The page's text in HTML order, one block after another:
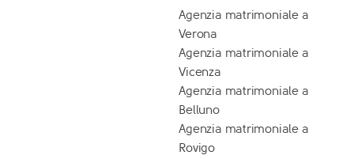
Agenzia matrimoniale a
Verona
Agenzia matrimoniale a
Vicenza
Agenzia matrimoniale a
Belluno
Agenzia matrimoniale a
Rovigo